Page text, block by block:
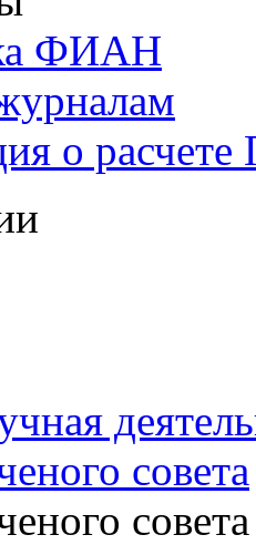
ФИАН
о
совета